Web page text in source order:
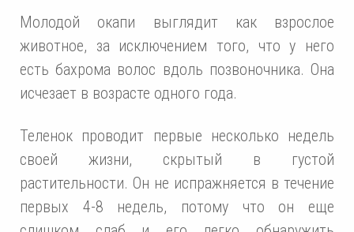
Молодой окапи выглядит как взрослое
животное, за исключением того, что у него
есть бахрома волос вдоль позвоночника. Она
исчезает в возрасте одного года.
Теленок проводит первые несколько недель
своей жизни, скрытый в густой
растительности. Он не испражняется в течение
первых 4-8 недель, потому что он еще